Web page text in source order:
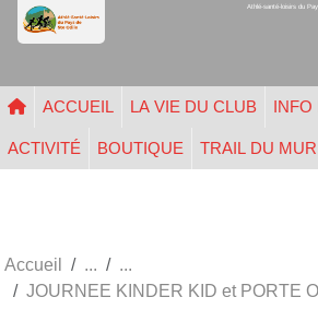
Athlé-santé-loisirs du
ACCUEIL LA VIE DU CLUB INFO
ACTIVITÉ BOUTIQUE TRAIL DU
Accueil
JOURNEE KINDER KID et PORTE
Panneau de gestion des cookies